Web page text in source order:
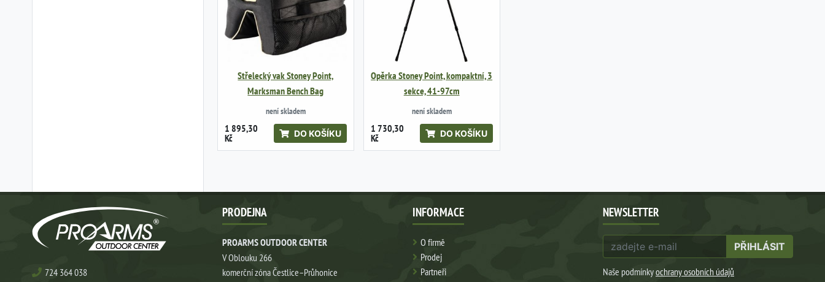
Střelecký vak Stoney Point,
Marksman Bench Bag
není skladem
1 895,30
Kč DO KOŠÍKU
Opěrka Stoney Point, kompaktní, 3
sekce, 41-97cm
není skladem
1 730,30
Kč DO KOŠÍKU
724 364 038
PRODEJNA
PROARMS OUTDOOR CENTER
V Oblouku 266
komerční zóna Čestlice–Průhonice
INFORMACE
O firmě
Prodej
Partneři
NEWSLETTER
PŘIHLÁSIT
Naše podmínkyochrany osobních údajů